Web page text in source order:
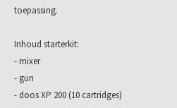
toepassing.
Inhoud starterkit:
- mixer
- gun
- doos XP 200 (10 cartridges)